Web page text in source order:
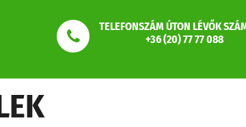
TELEFONSZÁM ÚTON LÉVŐK
+36 (20) 77 77 088